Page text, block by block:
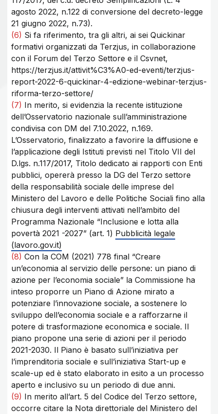
agosto 2022, n.122 di conversione del decreto-legge
21 giugno 2022, n.73).
(6) Si fa riferimento, tra gli altri, ai sei Quickinar
formativi organizzati da Terzjus, in collaborazione
con il Forum del Terzo Settore e il Csvnet,
https://terzjus.it/attivit%C3%A0-ed-eventi/terzjus-
report-2022-6-quickinar-4-edizione-webinar-terzjus-
riforma-terzo-settore/
(7) In merito, si evidenzia la recente istituzione
dell’Osservatorio nazionale sull’amministrazione
condivisa con DM del 7.10.2022, n.169.
L’Osservatorio, finalizzato a favorire la diffusione e
l’applicazione degli Istituti previsti nel Titolo VII del
D.lgs. n.117/2017, Titolo dedicato ai rapporti con Enti
pubblici, opererà presso la DG del Terzo settore
della responsabilità sociale delle imprese del
Ministero del Lavoro e delle Politiche Sociali fino alla
chiusura degli interventi attivati nell’ambito del
Programma Nazionale “Inclusione e lotta alla
povertà 2021 -2027” (art. 1) Pubblicità legale
(lavoro.gov.it)
(8) Con la COM (2021) 778 final “Creare
un’economia al servizio delle persone: un piano di
azione per l’economia sociale” la Commissione ha
inteso proporre un Piano di Azione mirato a
potenziare l’innovazione sociale, a sostenere lo
sviluppo dell’economia sociale e a rafforzarne il
potere di trasformazione economica e sociale. Il
piano propone una serie di azioni per il periodo
2021-2030. Il Piano è basato sull’iniziativa per
l’imprenditoria sociale e sull’iniziativa Start-up e
scale-up ed è stato elaborato in esito a un processo
aperto e inclusivo su un periodo di due anni.
(9) In merito all’art. 5 del Codice del Terzo settore,
occorre citare la Nota direttoriale del Ministero del